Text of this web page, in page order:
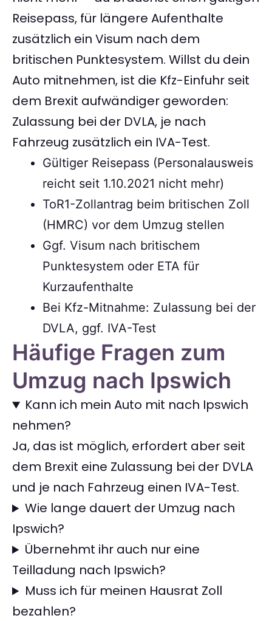
Reisepass, für längere Aufenthalte
zusätzlich ein Visum nach dem
britischen Punktesystem. Willst du dein
Auto mitnehmen, ist die Kfz-Einfuhr seit
dem Brexit aufwändiger geworden:
Zulassung bei der DVLA, je nach
Fahrzeug zusätzlich ein IVA-Test.
Gültiger Reisepass (Personalausweis
reicht seit 1.10.2021 nicht mehr)
ToR1-Zollantrag beim britischen Zoll
(HMRC) vor dem Umzug stellen
Ggf. Visum nach britischem
Punktesystem oder ETA für
Kurzaufenthalte
Bei Kfz-Mitnahme: Zulassung bei der
DVLA, ggf. IVA-Test
Häufige Fragen zum
Umzug nach Ipswich
Kann ich mein Auto mit nach Ipswich
nehmen?
Ja, das ist möglich, erfordert aber seit
dem Brexit eine Zulassung bei der DVLA
und je nach Fahrzeug einen IVA-Test.
Wie lange dauert der Umzug nach
Ipswich?
Übernehmt ihr auch nur eine
Teilladung nach Ipswich?
Muss ich für meinen Hausrat Zoll
bezahlen?